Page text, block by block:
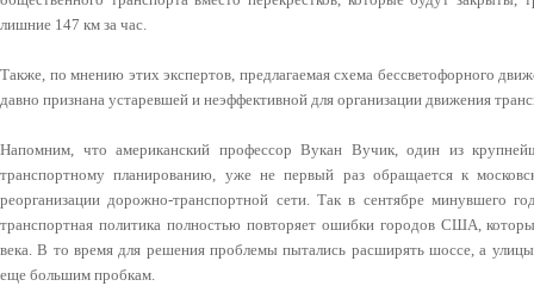
лишние 147 км за час.
Также, по мнению этих экспертов, предлагаемая схема бессветофорного
давно признана устаревшей и неэффективной для организации движения
Напомним, что американский профессор Вукан Вучик, один из
транспортному планированию, уже не первый раз обращается к
реорганизации дорожно-транспортной сети. Так в сентябре минувшего
транспортная политика полностью повторяет ошибки городов США,
века. В то время для решения проблемы пытались расширять шоссе, а
еще большим пробкам.